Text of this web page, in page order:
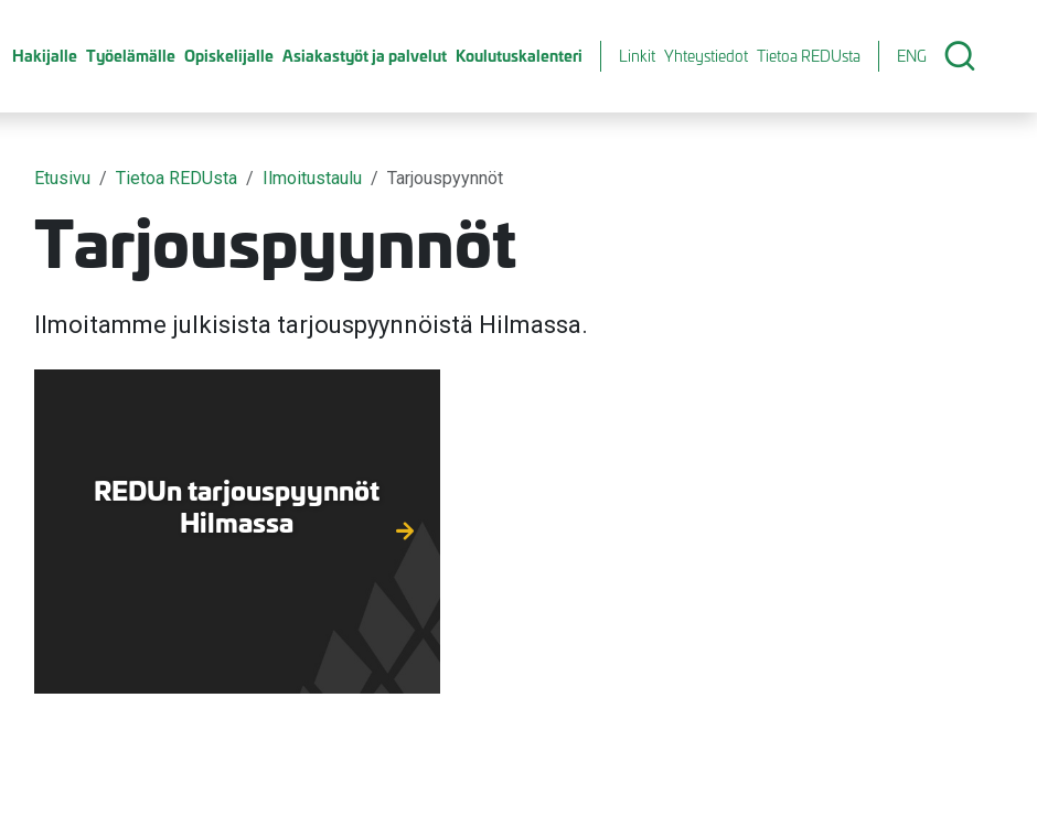
Hakijalle Työelämälle Opiskelijalle Asiakastyöt ja palvelut Koulutuskalenteri Linkit Yhteystiedot Tietoa REDUsta ENG
Etusivu Tietoa REDUsta Ilmoitustaulu Tarjouspyynnöt
Tarjouspyynnöt
Ilmoitamme julkisista tarjouspyynnöistä Hilmassa.
REDUn tarjouspyynnöt
Hilmassa